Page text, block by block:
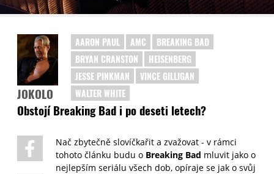
JOKOLO
AARON PAUL AMC
BREAKING BAD
BRYAN CRANSTON
HEISENBERG
JESSE PINKMAN
VINCE GILLIGAN
WALTER WHITE
Obstojí Breaking Bad i po deseti letech?
Nač zbytečně slovíčkařit a zvažovat - v rámci
tohoto článku budu o Breaking Bad mluvit jako o
nejlepším seriálu všech dob, opíraje se jak o svůj